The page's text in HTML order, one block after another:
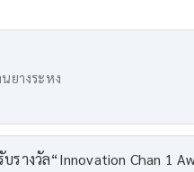
ยางระหง
รางวัล“Innovation Chan 1